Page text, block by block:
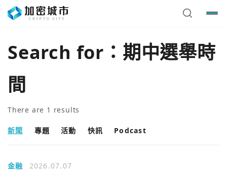
Search for： 期中選舉時
間
There are 1 results
新聞 專題 活動 快訊 Podcast
金融 2026.07.07